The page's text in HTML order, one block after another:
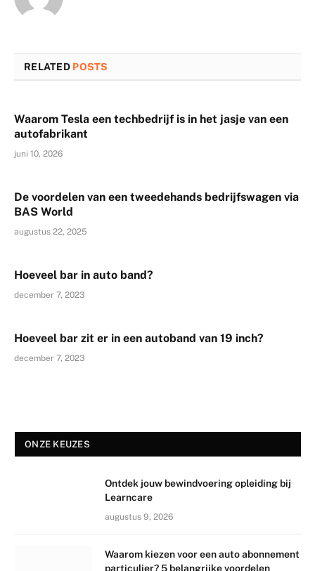
RELATED POSTS
Waarom Tesla een techbedrijf is in het jasje van een
autofabrikant
juni 10, 2026
De voordelen van een tweedehands bedrijfswagen via
BAS World
augustus 22, 2025
Hoeveel bar in auto band?
december 7, 2023
Hoeveel bar zit er in een autoband van 19 inch?
december 7, 2023
ONZE KEUZES
Ontdek jouw bewindvoering opleiding bij
Learncare
augustus 9, 2026
Waarom kiezen voor een auto abonnement
particulier? 5 belangrijke voordelen